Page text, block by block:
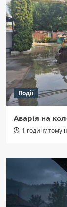
Події
Аварія на
1 годину тому